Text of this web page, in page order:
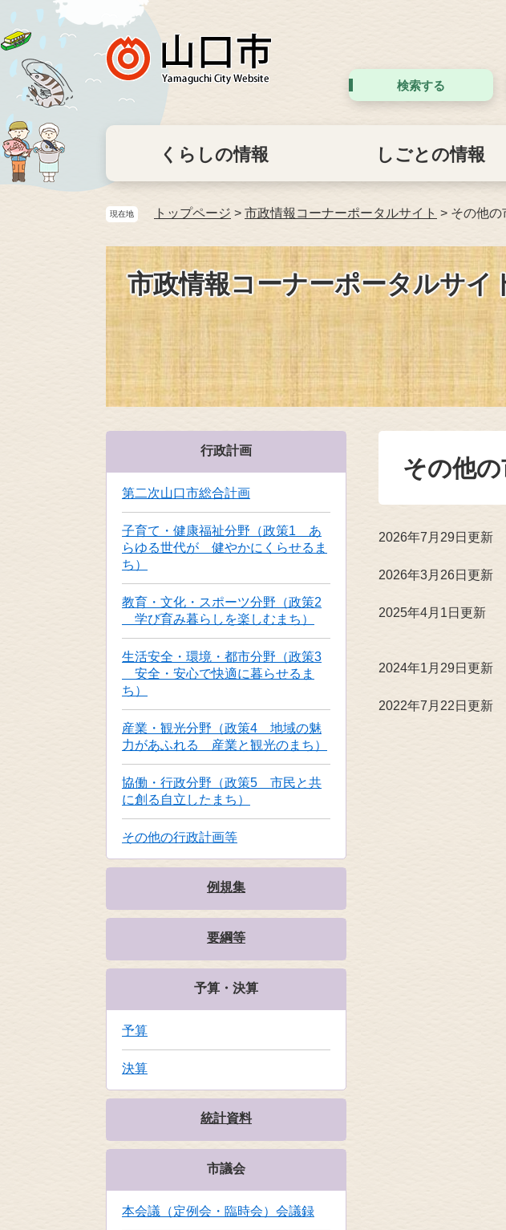
検索する
くらしの情報 しごとの情報
現在地 トップページ > 市政情報コーナーポータルサイト > その他の
市政情報コーナーポータルサイ
その他
2026年7月29日更新
2026年3月26日更新
2025年4月1日更新
2024年1月29日更新
2022年7月22日更新
行政計画
第二次山口市総合計画
子育て・健康福祉分野（政策1 あ
らゆる世代が 健やかにくらせるま
ち）
教育・文化・スポーツ分野（政策2
学び育み暮らしを楽しむまち）
生活安全・環境・都市分野（政策3
安全・安心で快適に暮らせるま
ち）
産業・観光分野（政策4 地域の魅
力があふれる 産業と観光のまち）
協働・行政分野（政策5 市民と共
に創る自立したまち）
その他の行政計画等
例規集
要綱等
予算・決算
予算
決算
統計資料
市議会
本会議（定例会・臨時会）会議録